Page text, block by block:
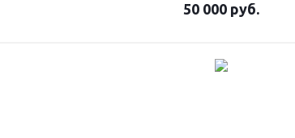
50 000 руб.